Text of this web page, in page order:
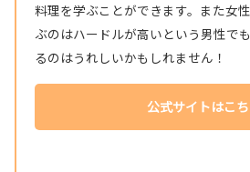
料理を学ぶことができます。また女
ぶのはハードルが高いという男性で
るのはうれしいかもしれません！
公式サイトはこ